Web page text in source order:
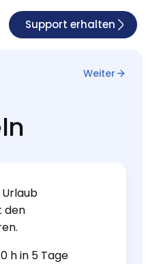
Support erhalten
Weiter
den
h in 5 Tage